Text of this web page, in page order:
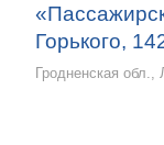
Горького,
Гродненская